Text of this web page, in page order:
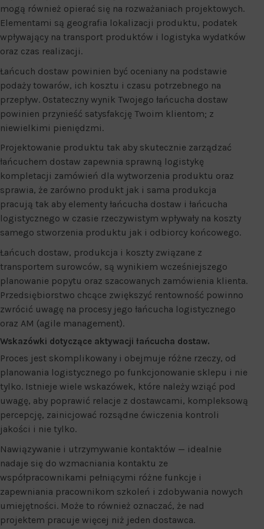
mogą również opierać się na rozważaniach projektowych.
Elementami są geografia lokalizacji produktu, podatek
wpływający na transport produktów i logistyka wydatków
oraz czas realizacji.
Łańcuch dostaw powinien być oceniany na podstawie
podaży towarów, ich kosztu i czasu potrzebnego na
przepływ. Ostateczny wynik Twojego łańcucha dostaw
powinien przynieść satysfakcję Twoim klientom; z
niewielkimi pieniędzmi.
Projektowanie produktu tak aby skutecznie zarządzać
łańcuchem dostaw zapewnia sprawną logistykę
kompletacji zamówień dla wytworzenia produktu oraz
sprawia, że zarówno produkt jak i sama produkcja
pracują tak aby elementy łańcucha dostaw i łańcucha
logistycznego w czasie rzeczywistym wpływały na koszty
samego stworzenia produktu jak i odbiorcy końcowego.
Łańcuch dostaw, produkcja i koszty związane z
transportem surowców, są wynikiem wcześniejszego
planowanie popytu oraz szacowanych zamówienia klienta.
Przedsiębiorstwo chcące zwiększyć rentowność powinno
zwrócić uwagę na procesy jego łańcucha logistycznego
oraz AM (agile management).
Wskazówki dotyczące aktywacji łańcucha dostaw.
Proces jest skomplikowany i obejmuje różne rzeczy, od
planowania logistycznego po funkcjonowanie sklepu i nie
tylko. Istnieje wiele wskazówek, które należy wziąć pod
uwagę, aby poprawić relacje z dostawcami, kompleksową
percepcję, zainicjować rozsądne ćwiczenia kontroli
jakości i nie tylko.
Nawiązywanie i utrzymywanie kontaktów — idealnie
nadaje się do wzmacniania kontaktu ze
współpracownikami pełniącymi różne funkcje i
zapewniania pracownikom szkoleń i zdobywania nowych
umiejętności. Może to również oznaczać, że nad
projektem pracuje więcej niż jeden dostawca.